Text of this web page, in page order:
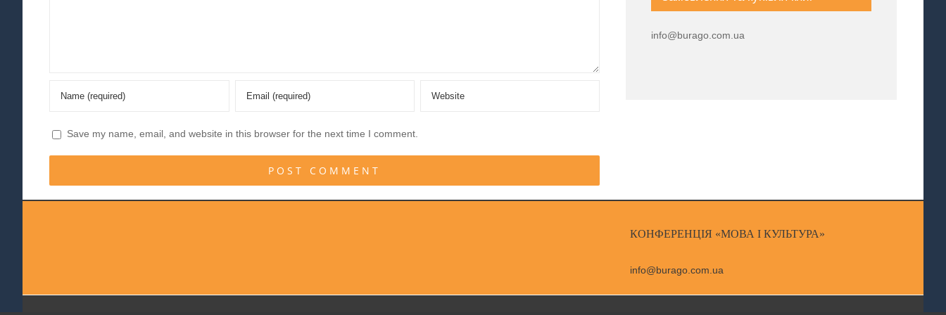
Save my name, email, and website in this browser for the next time I comment.
info@burago.com.ua
КОНФЕРЕНЦІЯ «МОВА І КУЛЬТУРА»
info@burago.com.ua